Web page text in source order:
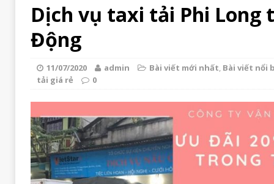
Dịch vụ taxi tải Phi Long
Động
11/07/2020 admin Bài viết mới nhất, Bài viết nổi
tải giá rẻ
0